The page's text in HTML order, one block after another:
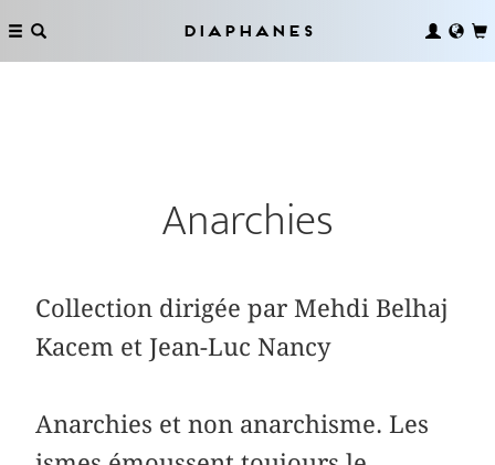
Diaphanes
Anarchies
Collection dirigée par Mehdi Belhaj
Kacem et Jean-Luc Nancy
Anarchies et non anarchisme. Les